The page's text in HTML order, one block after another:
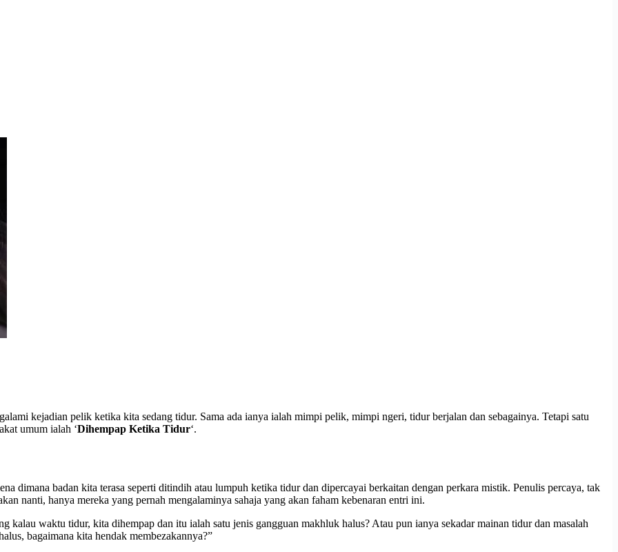
kejadian pelik ketika kita sedang tidur. Sama ada ianya ialah mimpi pelik, mimpi ngeri, tidur berjalan dan sebagainya. Tetapi satu
umum ialah ‘Dihempap Ketika Tidur‘.
dimana badan kita terasa seperti ditindih atau lumpuh ketika tidur dan dipercayai berkaitan dengan perkara mistik. Penulis percaya, tak
nanti, hanya mereka yang pernah mengalaminya sahaja yang akan faham kebenaran entri ini.
kalau waktu tidur, kita dihempap dan itu ialah satu jenis gangguan makhluk halus? Atau pun ianya sekadar mainan tidur dan masalah
bagaimana kita hendak membezakannya?”